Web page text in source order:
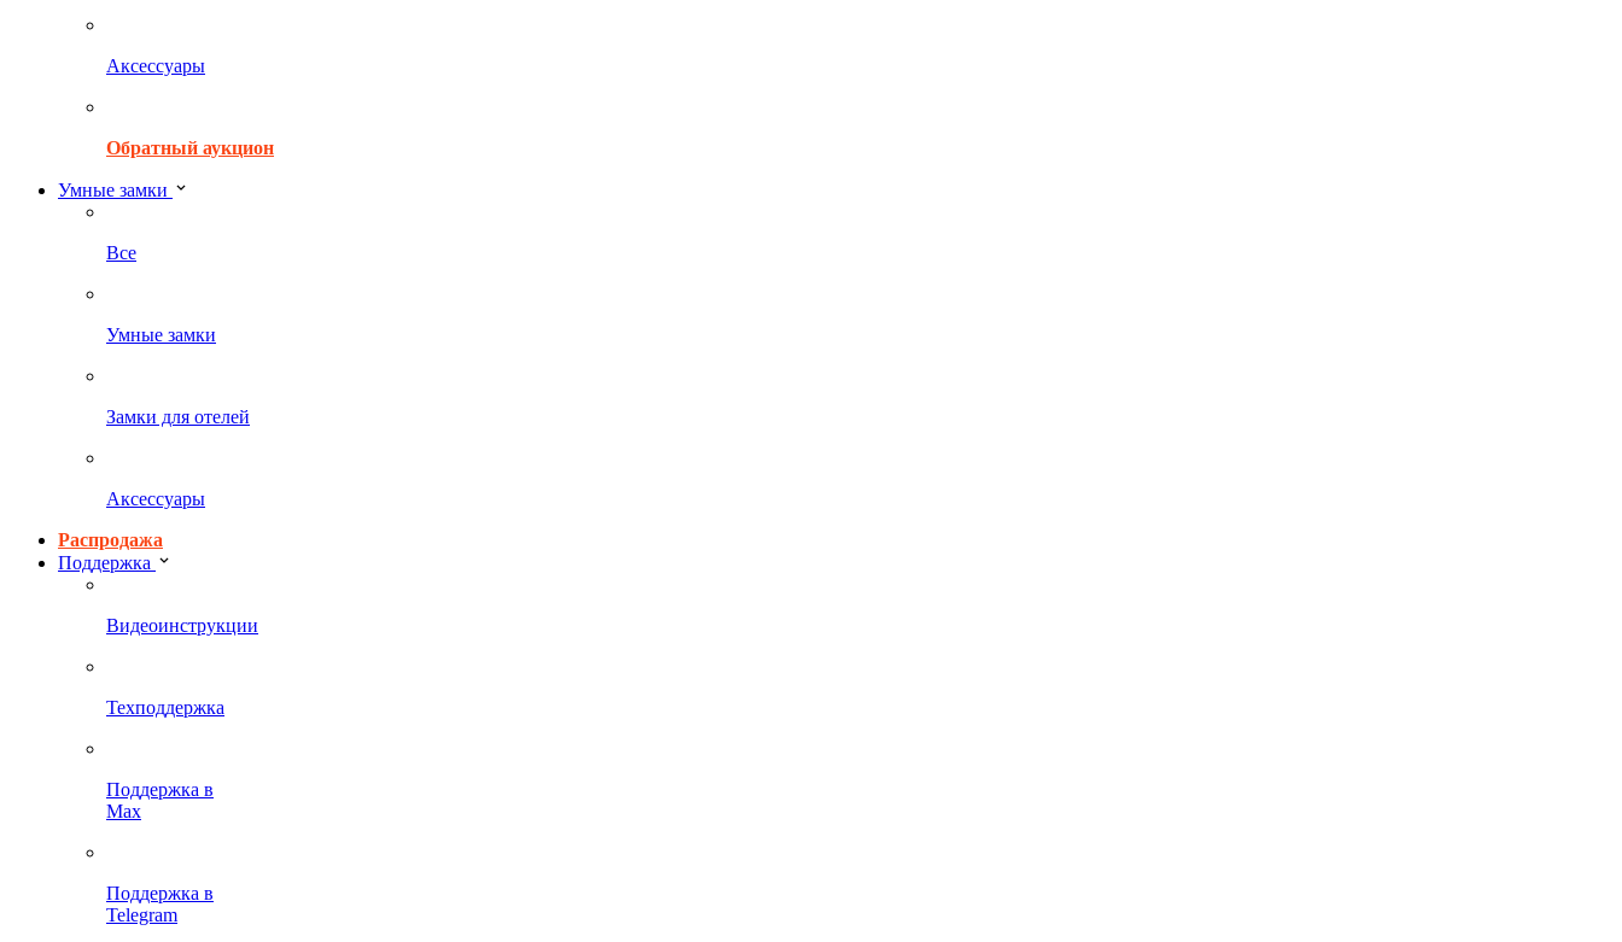
Аксессуары
Обратный аукцион
Умные замки
Все
Умные замки
Замки для отелей
Аксессуары
Распродажа
Поддержка
Видеоинструкции
Техподдержка
Поддержка в
Max
Поддержка в
Telegram